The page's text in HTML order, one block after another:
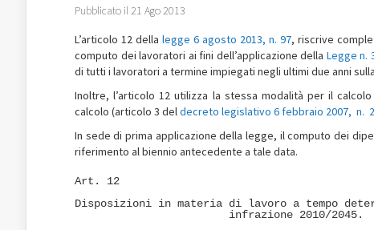
Pubblicato il 21 Ago 2013
L’articolo 12 della legge 6 agosto 2013, n. 97, riscrive
computo dei lavoratori ai fini dell’applicazione della Legge n.
di tutti i lavoratori a termine impiegati negli ultimi due anni
Inoltre, l’articolo 12 utilizza la stessa modalità per il
calcolo (articolo 3 deldecreto legislativo 6 febbraio 2007, n.
In sede di prima applicazione della legge, il computo dei
riferimento al biennio antecedente a tale data.
Art. 12
Disposizioni in materia di lavoro a tempo
                        infrazione 2010/2045.